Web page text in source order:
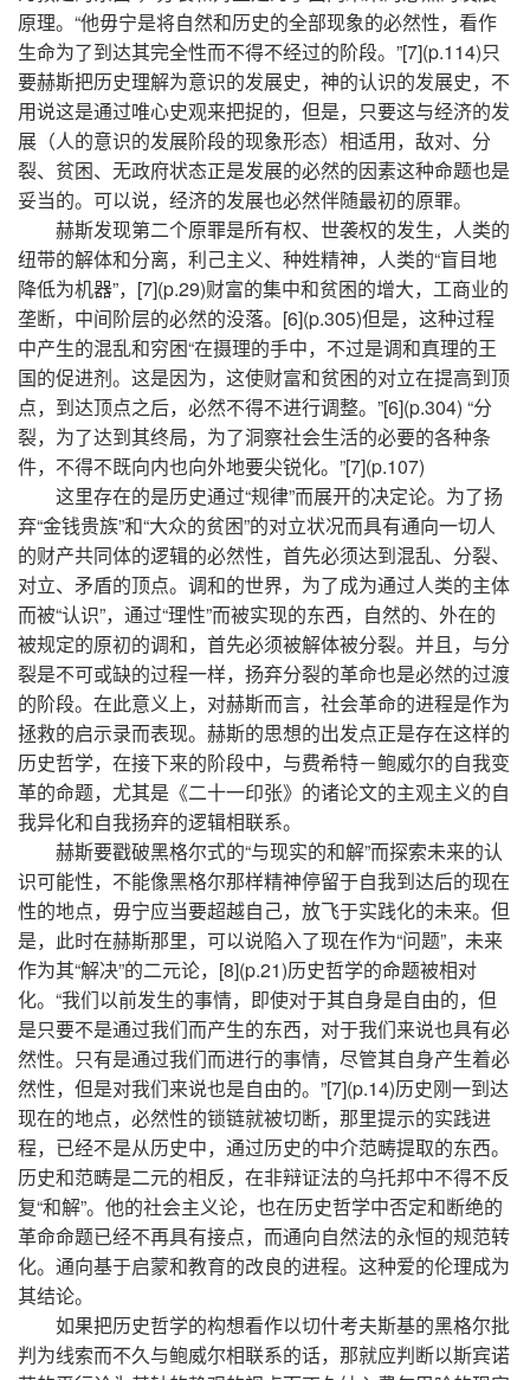
原理。“他毋宁是将自然和历史的全部现象的必然性，看作
生命为了到达其完全性而不得不经过的阶段。”[7](p.114)只
要赫斯把历史理解为意识的发展史，神的认识的发展史，不
用说这是通过唯心史观来把捉的，但是，只要这与经济的发
展（人的意识的发展阶段的现象形态）相适用，敌对、分
裂、贫困、无政府状态正是发展的必然的因素这种命题也是
妥当的。可以说，经济的发展也必然伴随最初的原罪。
赫斯发现第二个原罪是所有权、世袭权的发生，人类的
纽带的解体和分离，利己主义、种姓精神，人类的“盲目地
降低为机器”，[7](p.29)财富的集中和贫困的增大，工商业的
垄断，中间阶层的必然的没落。[6](p.305)但是，这种过程
中产生的混乱和穷困“在摄理的手中，不过是调和真理的王
国的促进剂。这是因为，这使财富和贫困的对立在提高到顶
点，到达顶点之后，必然不得不进行调整。”[6](p.304) “分
裂，为了达到其终局，为了洞察社会生活的必要的各种条
件，不得不既向内也向外地要尖锐化。”[7](p.107)
这里存在的是历史通过“规律”而展开的决定论。为了扬
弃“金钱贵族”和“大众的贫困”的对立状况而具有通向一切人
的财产共同体的逻辑的必然性，首先必须达到混乱、分裂、
对立、矛盾的顶点。调和的世界，为了成为通过人类的主体
而被“认识”，通过“理性”而被实现的东西，自然的、外在的
被规定的原初的调和，首先必须被解体被分裂。并且，与分
裂是不可或缺的过程一样，扬弃分裂的革命也是必然的过渡
的阶段。在此意义上，对赫斯而言，社会革命的进程是作为
拯救的启示录而表现。赫斯的思想的出发点正是存在这样的
历史哲学，在接下来的阶段中，与费希特－鲍威尔的自我变
革的命题，尤其是《二十一印张》的诸论文的主观主义的自
我异化和自我扬弃的逻辑相联系。
赫斯要戳破黑格尔式的“与现实的和解”而探索未来的认
识可能性，不能像黑格尔那样精神停留于自我到达后的现在
性的地点，毋宁应当要超越自己，放飞于实践化的未来。但
是，此时在赫斯那里，可以说陷入了现在作为“问题”，未来
作为其“解决”的二元论，[8](p.21)历史哲学的命题被相对
化。“我们以前发生的事情，即使对于其自身是自由的，但
是只要不是通过我们而产生的东西，对于我们来说也具有必
然性。只有是通过我们而进行的事情，尽管其自身产生着必
然性，但是对我们来说也是自由的。”[7](p.14)历史刚一到达
现在的地点，必然性的锁链就被切断，那里提示的实践进
程，已经不是从历史中，通过历史的中介范畴提取的东西。
历史和范畴是二元的相反，在非辩证法的乌托邦中不得不反
复“和解”。他的社会主义论，也在历史哲学中否定和断绝的
革命命题已经不再具有接点，而通向自然法的永恒的规范转
化。通向基于启蒙和教育的改良的进程。这种爱的伦理成为
其结论。
如果把历史哲学的构想看作以切什考夫斯基的黑格尔批
判为线索而不久与鲍威尔相联系的话，那就应判断以斯宾诺